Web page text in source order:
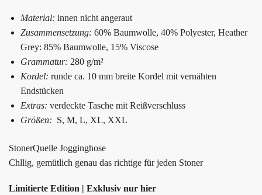
Material: innen nicht angeraut
Zusammensetzung: 60% Baumwolle, 40% Polyester, Heather
Grey: 85% Baumwolle, 15% Viscose
Grammatur: 280 g/m²
Kordel: runde ca. 10 mm breite Kordel mit vernähten
Endstücken
Extras: verdeckte Tasche mit Reißverschluss
Größen: S, M, L, XL, XXL
StonerQuelle Jogginghose
Chllig, gemütlich genau das richtige für jeden Stoner
Limitierte Edition | Exklusiv nur hier